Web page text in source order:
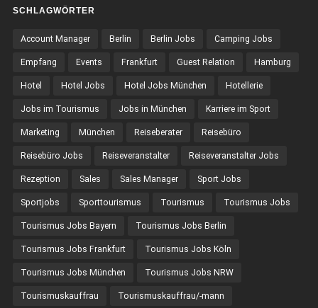
SCHLAGWÖRTER
Account Manager Berlin Berlin Jobs Camping Jobs
Empfang Events Frankfurt Guest Relation Hamburg
Hotel Hotel Jobs Hotel Jobs München Hotellerie
Jobs im Tourismus Jobs in München Karriere im Sport
Marketing München Reiseberater Reisebüro
Reisebüro Jobs Reiseveranstalter Reiseveranstalter Jobs
Rezeption Sales Sales Manager Sport Jobs
Sportjobs Sporttourismus Tourismus Tourismus Jobs
Tourismus Jobs Bayern Tourismus Jobs Berlin
Tourismus Jobs Frankfurt Tourismus Jobs Köln
Tourismus Jobs München Tourismus Jobs NRW
Tourismuskauffrau Tourismuskauffrau/-mann